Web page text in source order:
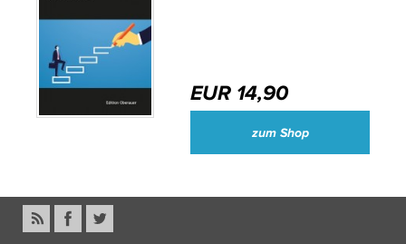
EUR 14,90
zum Shop